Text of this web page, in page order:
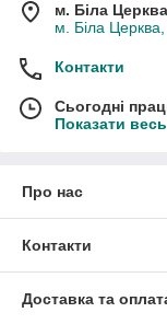
м. Біла Церква
м. Біла
Контакти
Сьогодні
Показати
Про нас
Контакти
Доставка та